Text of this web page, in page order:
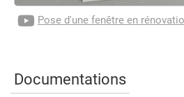
Pose d'une fenêtre en
Documentations